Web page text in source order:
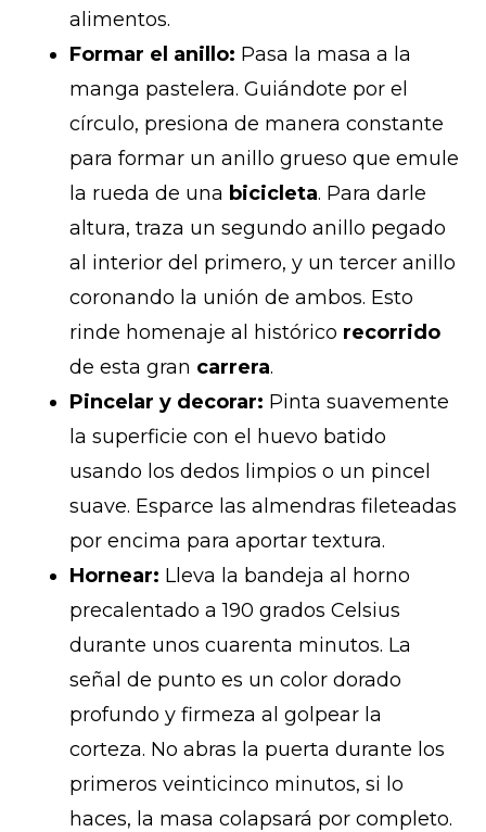
alimentos.
Formar el anillo: Pasa la masa a la
manga pastelera. Guiándote por el
círculo, presiona de manera constante
para formar un anillo grueso que emule
la rueda de una bicicleta. Para darle
altura, traza un segundo anillo pegado
al interior del primero, y un tercer anillo
coronando la unión de ambos. Esto
rinde homenaje al histórico recorrido
de esta gran carrera.
Pincelar y decorar: Pinta suavemente
la superficie con el huevo batido
usando los dedos limpios o un pincel
suave. Esparce las almendras fileteadas
por encima para aportar textura.
Hornear: Lleva la bandeja al horno
precalentado a 190 grados Celsius
durante unos cuarenta minutos. La
señal de punto es un color dorado
profundo y firmeza al golpear la
corteza. No abras la puerta durante los
primeros veinticinco minutos, si lo
haces, la masa colapsará por completo.